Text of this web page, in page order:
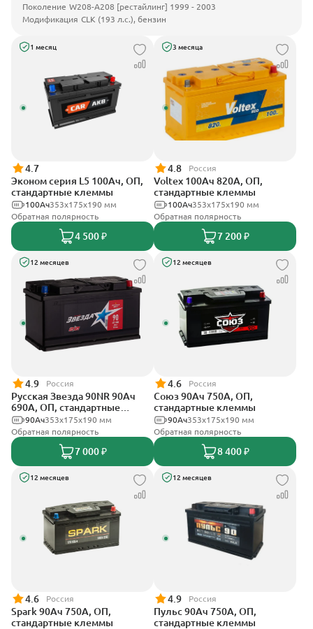
Поколение W208-A208 [рестайлинг] 1999 - 2003
Модификация CLK (193 л.с.), бензин
1 месяц
4.7
Эконом серия L5 100Ач, ОП,
стандартные клеммы
353х175х190 мм
100Ач
Обратная полярность
4 500 ₽
3 месяца
4.8 Россия
Voltex 100Ач 820А, ОП,
стандартные клеммы
353х175х190 мм
100Ач
Обратная полярность
7 200 ₽
12 месяцев
4.9 Россия
Русская Звезда 90NR 90Ач
690А, ОП, стандартные
клеммы353x175x190 мм
90Ач
Обратная полярность
7 000 ₽
12 месяцев
4.6 Россия
Союз 90Ач 750А, ОП,
стандартные клеммы
353x175x190 мм
90Ач
Обратная полярность
8 400 ₽
12 месяцев
4.6 Россия
Spark 90Ач 750А, ОП,
стандартные клеммы
12 месяцев
4.9 Россия
Пульс 90Ач 750А, ОП,
стандартные клеммы